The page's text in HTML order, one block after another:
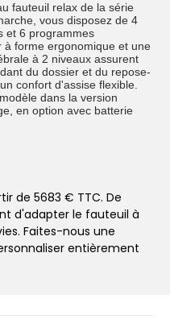
fauteuil relax de la série
vous disposez de 4
et 6 programmes
à forme ergonomique et une
à 2 niveaux assurent
du dossier et du repose-
confort d'assise flexible.
dans la version
en option avec batterie
de 5683 € TTC. De
d'adapter le fauteuil à
Faites-nous une
entièrement